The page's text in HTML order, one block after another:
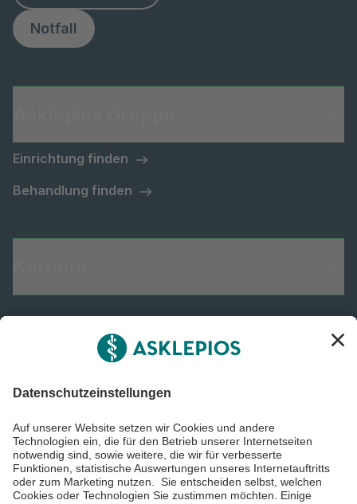
Notfall
Einrichtung finden
Behandlung finden
Informiert bleiben